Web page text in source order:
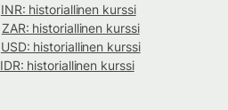
INR: historiallinen kurssi
ZAR: historiallinen kurssi
USD: historiallinen kurssi
IDR: historiallinen kurssi